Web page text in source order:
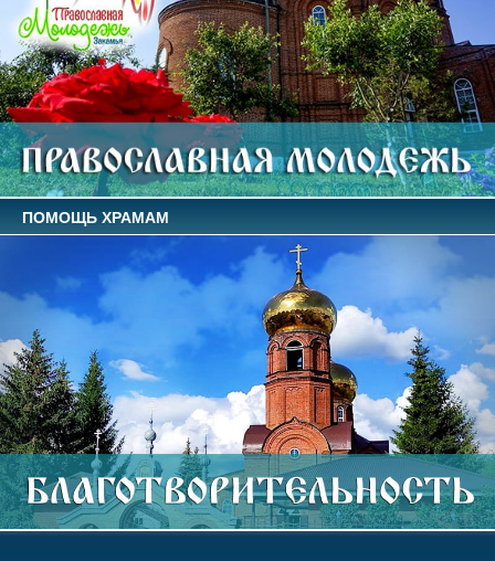
ПОМОЩЬ ХРАМАМ